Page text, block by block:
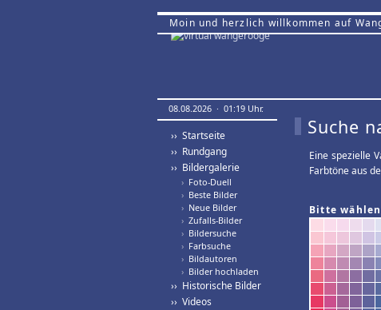
Moin und herzlich willkommen auf
08.08.2026 · 01:19 Uhr.
›› Startseite
›› Rundgang
›› Bildergalerie
› Foto-Duell
› Beste Bilder
› Neue Bilder
› Zufalls-Bilder
› Bildersuche
› Farbsuche
› Bildautoren
› Bilder hochladen
›› Historische Bilder
›› Videos
Suche
Eine spezielle
Farbtöne aus
Bitte